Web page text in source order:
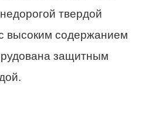
твердой
высоким содержанием
защитным